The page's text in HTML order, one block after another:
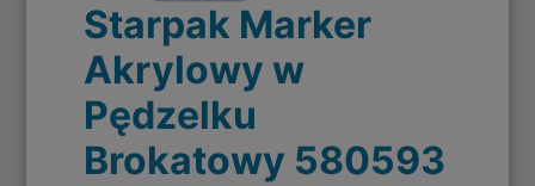
Starpak Marker
Akrylowy w
Pędzelku
Brokatowy 580593